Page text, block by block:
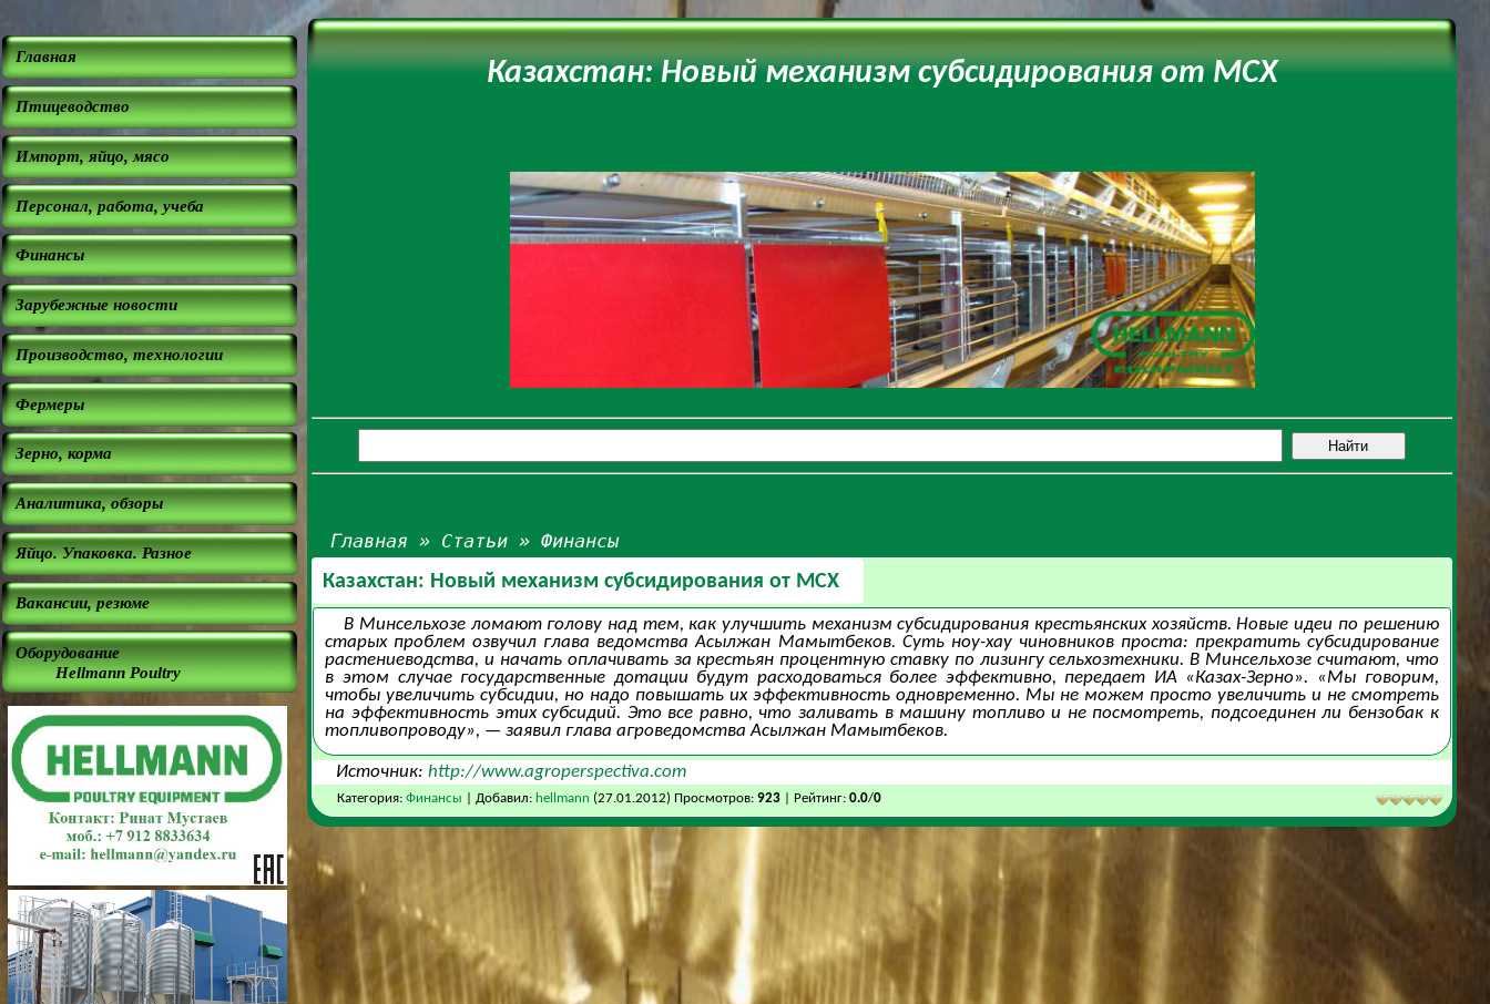
Главная
Птицеводство
Импорт, яйцо, мясо
Персонал, работа, учеба
Финансы
Зарубежные новости
Производство, технологии
Фермеры
Зерно, корма
Аналитика, обзоры
Яйцо. Упаковка. Разное
Вакансии, резюме
Оборудование
Hellmann Poultry
Казахстан: Новый механизм субсидирования от МСХ
Главная » Статьи »Финансы
Казахстан: Новый механизм субсидирования от МСХ
В Минсельхозе ломают голову над тем, как улучшить механизм субсидирования крестьянских хозяйств. Новые идеи по решению
старых проблем озвучил глава ведомства Асылжан Мамытбеков. Суть ноу-хау чиновников проста: прекратить субсидирование
растениеводства, и начать оплачивать за крестьян процентную ставку по лизингу сельхозтехники. В Минсельхозе считают, что
в этом случае государственные дотации будут расходоваться более эффективно, передает ИА «Казах-Зерно». «Мы говорим,
чтобы увеличить субсидии, но надо повышать их эффективность одновременно. Мы не можем просто увеличить и не смотреть
на эффективность этих субсидий. Это все равно, что заливать в машину топливо и не посмотреть, подсоединен ли бензобак к
топливопроводу», — заявил глава агроведомства Асылжан Мамытбеков.
Источник: http://www.agroperspectiva.com
Категория: Финансы | Добавил: hellmann (27.01.2012) Просмотров: 923| Рейтинг: 0.0/0